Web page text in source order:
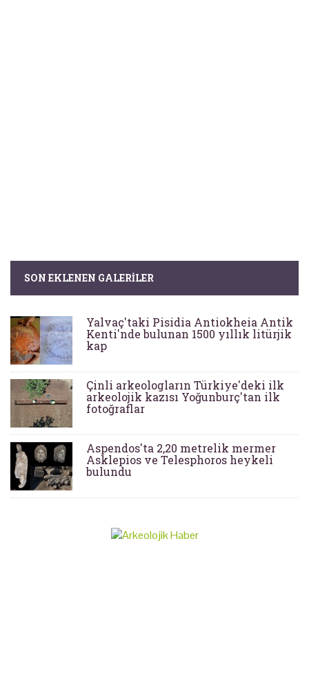
SON EKLENEN GALERILER
Yalvaç'taki Pisidia Antiokheia Antik
Kenti'nde bulunan 1500 yıllık litürjik
kap
Çinli arkeologların Türkiye'deki ilk
arkeolojik kazısı Yoğunburç'tan ilk
fotoğraflar
Aspendos'ta 2,20 metrelik mermer
Asklepios ve Telesphoros heykeli
bulundu